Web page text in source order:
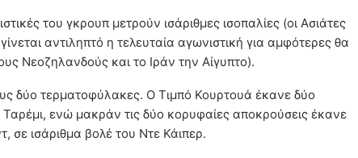
του γκρουπ μετρούν ισάριθμες ισοπαλίες (οι Ασιάτες
αντιληπτό η τελευταία αγωνιστική για αμφότερες θα
Νεοζηλανδούς και το Ιράν την Αίγυπτο).
δύο τερματοφύλακες. Ο Τιμπό Κουρτουά έκανε δύο
ενώ μακράν τις δύο κορυφαίες αποκρούσεις έκανε
σε ισάριθμα βολέ του Ντε Κάιπερ.